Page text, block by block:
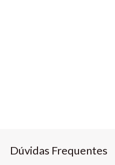
Dúvidas Frequentes